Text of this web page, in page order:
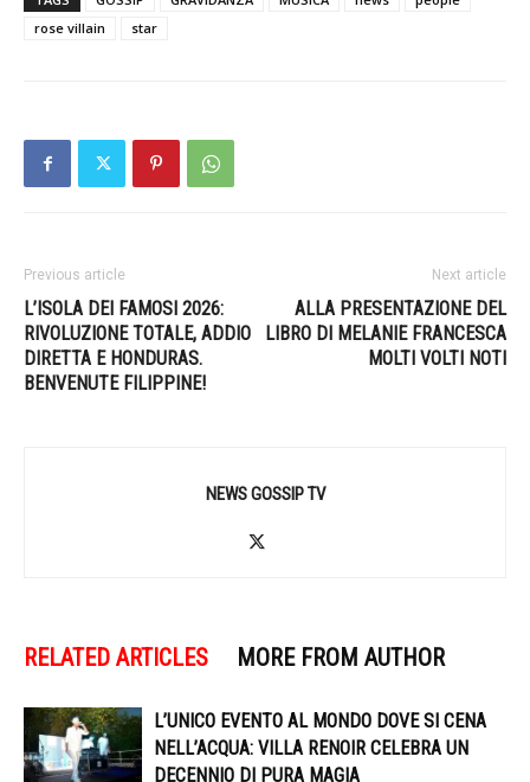
rose villain
star
Previous article
L’ISOLA DEI FAMOSI 2026:
RIVOLUZIONE TOTALE, ADDIO
DIRETTA E HONDURAS.
BENVENUTE FILIPPINE!
Next article
ALLA PRESENTAZIONE DEL
LIBRO DI MELANIE FRANCESCA
MOLTI VOLTI NOTI
NEWS GOSSIP TV
RELATED ARTICLES MORE FROM AUTHOR
L’UNICO EVENTO AL MONDO DOVE SI CENA
NELL’ACQUA: VILLA RENOIR CELEBRA UN
DECENNIO DI PURA MAGIA